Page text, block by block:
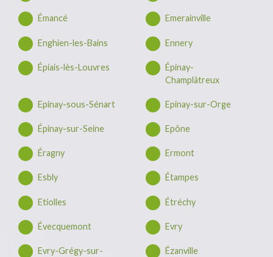
Émancé Emerainville
Enghien-les-Bains Ennery
Épiais-lès-Louvres
Épinay-
Champlâtreux
Epinay-sous-Sénart Epinay-sur-Orge
Épinay-sur-Seine Epône
Éragny Ermont
Esbly Étampes
Etiolles Étréchy
Évecquemont Evry
Evry-Grégy-sur-
Ézanville